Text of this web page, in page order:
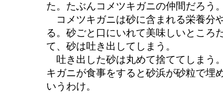
た。たぶんコメツキガニの仲間だろう
コメツキガニは砂に含まれる栄養分
る。砂ごと口にいれて美味しいところ
て、砂は吐き出してしまう。
吐き出した砂は丸めて捨ててしまう
キガニが食事をすると砂浜が砂粒で埋
いうわけ。